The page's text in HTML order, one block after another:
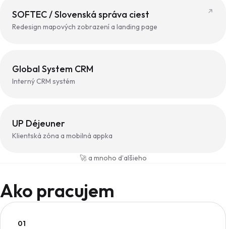
SOFTEC / Slovenská správa ciest
Redesign mapových zobrazení a landing page
Global System CRM
Interný CRM systém
UP Déjeuner
Klientská zóna a mobilná appka
🚀 a mnoho ďalšieho
Ako pracujem
01